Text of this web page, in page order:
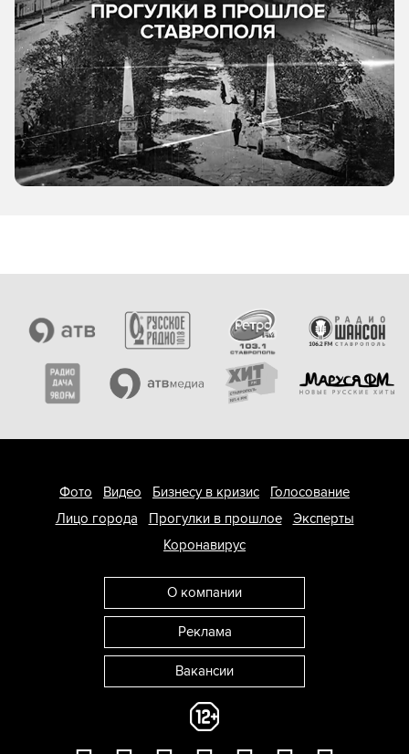
Фото Видео Бизнесу в кризис
Голосование
Лицо города
Прогулки в прошлое
Эксперты
Коронавирус
О компании
Реклама
Вакансии